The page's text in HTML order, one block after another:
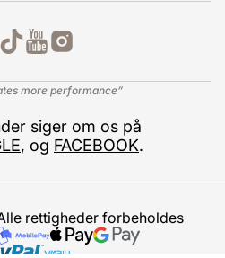
more performance”
siger om os på
, og FACEBOOK.
rettigheder forbeholdes